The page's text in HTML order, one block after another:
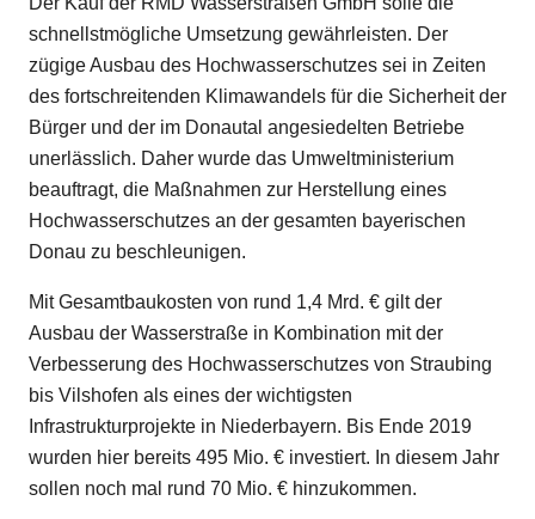
schnellstmögliche Umsetzung gewährleisten. Der
zügige Ausbau des Hochwasserschutzes sei in Zeiten
des fortschreitenden Klimawandels für die Sicherheit der
Bürger und der im Donautal angesiedelten Betriebe
unerlässlich. Daher wurde das Umweltministerium
beauftragt, die Maßnahmen zur Herstellung eines
Hochwasserschutzes an der gesamten bayerischen
Donau zu beschleunigen.
Mit Gesamtbaukosten von rund 1,4 Mrd. € gilt der
Ausbau der Wasserstraße in Kombination mit der
Verbesserung des Hochwasserschutzes von Straubing
bis Vilshofen als eines der wichtigsten
Infrastrukturprojekte in Niederbayern. Bis Ende 2019
wurden hier bereits 495 Mio. € investiert. In diesem Jahr
sollen noch mal rund 70 Mio. € hinzukommen.